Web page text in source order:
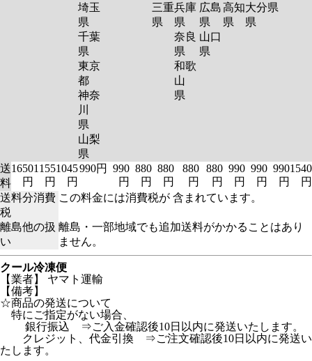
埼玉
県
千葉
県
東京
都
神奈
川
県
山梨
県
三重
県
兵庫
県
奈良
県
和歌
山
県
広島
県
山口
県
高知
県
大分
県
県
送
料
1650
円
1155
円
1045
円
990円
990
円
880
円
880
円
880
円
880
円
990
円
990
円
990
円
1540
円
送料分消費
税
この料金には消費税が 含まれています。
離島他の扱
い
離島・一部地域でも追加送料がかかることはあり
ません。
クール冷凍便
【業者】 ヤマト運輸
【備考】
☆商品の発送について
特にご指定がない場合、
銀行振込 ⇒ご入金確認後10日以内に発送いたします。
クレジット、代金引換 ⇒ご注文確認後10日以内に発送い
たします。